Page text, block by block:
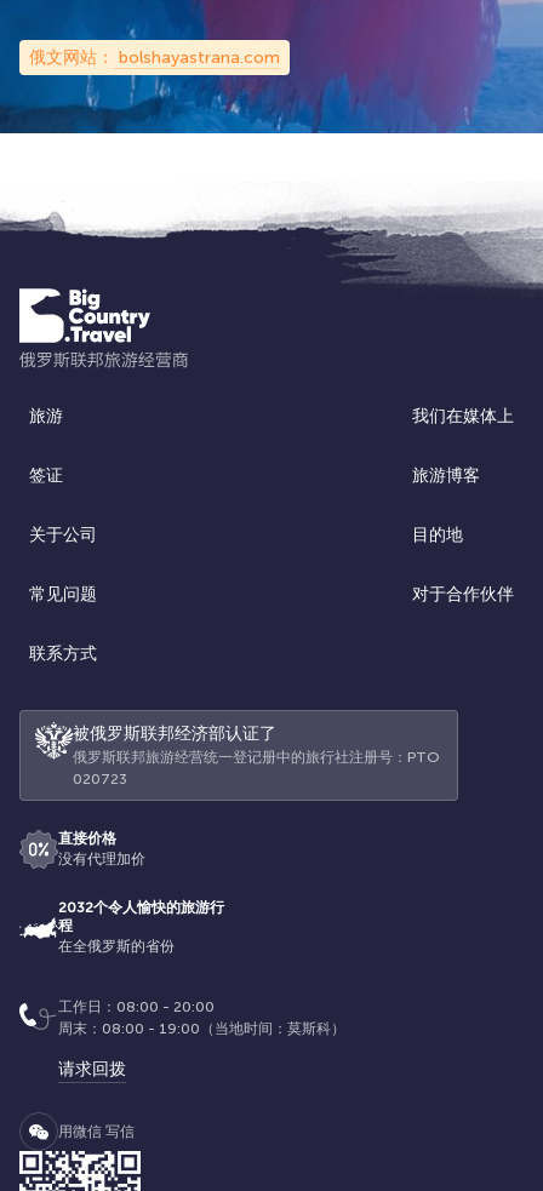
俄文网站： bolshayastrana.com
旅游 我们在媒体上
签证 旅游博客
关于公司 目的地
常见问题 对于合作伙伴
联系方式
被俄罗斯联邦经济部认证了
俄罗斯联邦旅游经营统一登记册中的旅行社注册号：РТО
020723
直接价格
没有代理加价
2032个令人愉快的旅游行
程
在全俄罗斯的省份
工作日：08:00 - 20:00
周末：08:00 - 19:00（当地时间：莫斯科）
请求回拨
用微信 写信